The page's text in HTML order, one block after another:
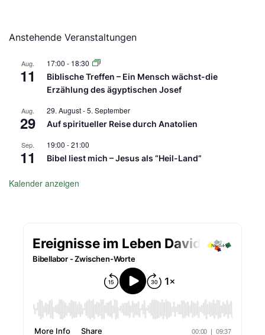
Anstehende Veranstaltungen
Aug.
11
17:00 - 18:30
Biblische Treffen – Ein Mensch wächst-die
Erzählung des ägyptischen Josef
Aug.
29
29. August-5. September
Auf spiritueller Reise durch Anatolien
Sep.
11
19:00 -21:00
Bibel liest mich – Jesus als “Heil-Land”
Kalender anzeigen